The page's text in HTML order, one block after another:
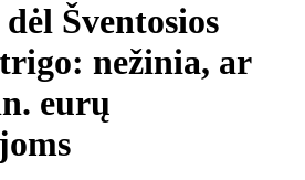
Šventosios
nežinia, ar
eurų